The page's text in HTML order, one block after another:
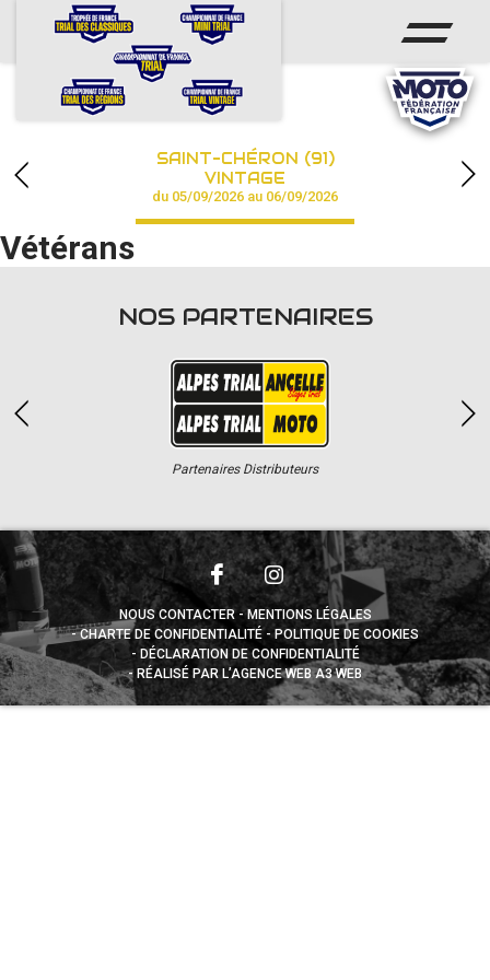
ACCUEIL
CALENDRIER
CHAMPIONNAT
RÉSULTATS
PHOTOS / VIDÉOS
PARTENAIRES
SAINT-CHÉRON (91)
VINTAGE
du 05/09/2026 au 06/09/2026
Vétérans
NOS PARTENAIRES
Partenaires Distributeurs
NOUS CONTACTER
MENTIONS LÉGALES
CHARTE DE CONFIDENTIALITÉ
POLITIQUE DE COOKIES
DÉCLARATION DE CONFIDENTIALITÉ
RÉALISÉ PAR L’AGENCE WEB A3 WEB